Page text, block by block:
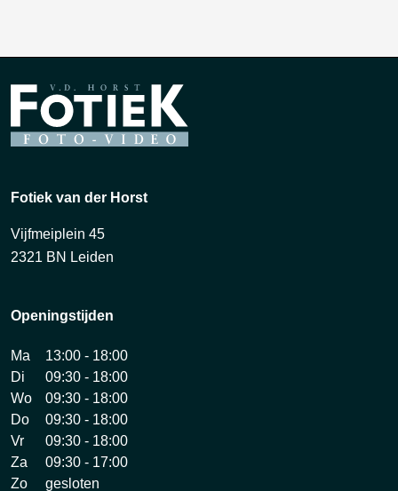
Fotiek van der Horst
Vijfmeiplein 45
2321 BN Leiden
Openingstijden
Ma
13:00 - 18:00
Di
09:30 - 18:00
Wo
09:30 - 18:00
Do
09:30 - 18:00
Vr
09:30 - 18:00
Za
09:30 - 17:00
Zo
gesloten